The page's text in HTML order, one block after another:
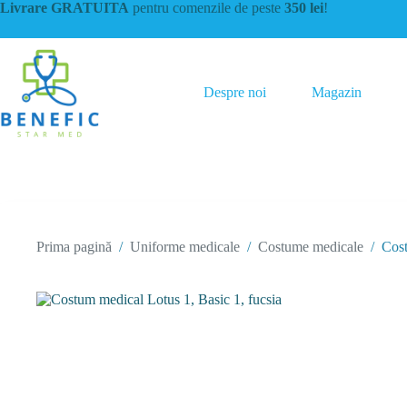
Sari
conținut
Livrare GRATUITA pentru comenzile de peste 350 lei!
Despre noi Magazin
Prima pagină / Uniforme medicale / Costume medicale /